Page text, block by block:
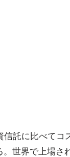
託に比べてコ
世界で上場さ